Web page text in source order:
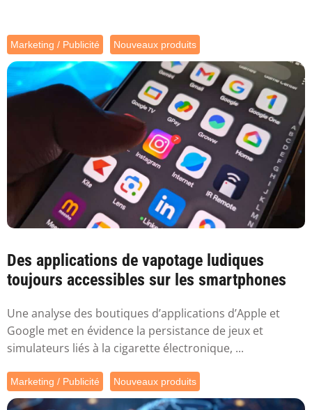
Marketing / Publicité Nouveaux produits
Des applications de vapotage ludiques
toujours accessibles sur les smartphones
Une analyse des boutiques d’applications d’Apple et
Google met en évidence la persistance de jeux et
simulateurs liés à la cigarette électronique, ...
Marketing / Publicité Nouveaux produits